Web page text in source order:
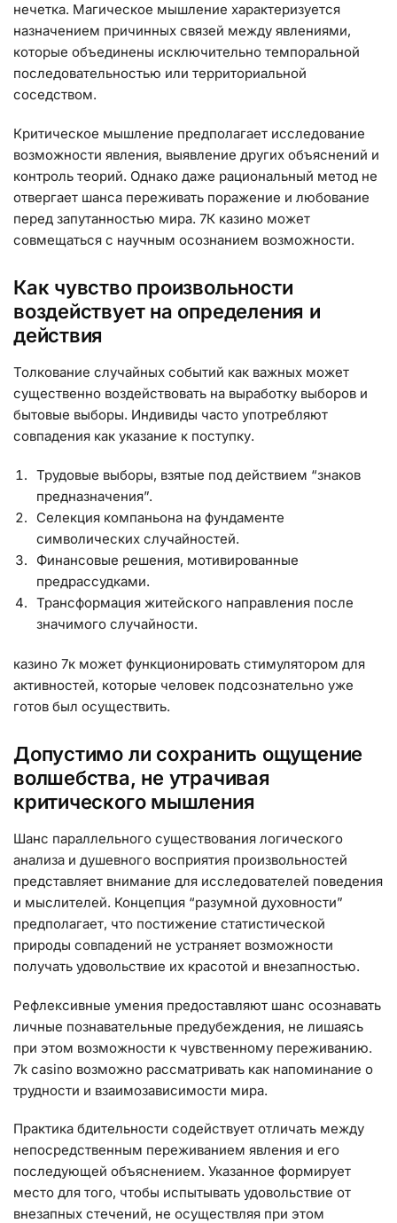
нечетка. Магическое мышление характеризуется
назначением причинных связей между явлениями,
которые объединены исключительно темпоральной
последовательностью или территориальной
соседством.
Критическое мышление предполагает исследование
возможности явления, выявление других объяснений и
контроль теорий. Однако даже рациональный метод не
отвергает шанса переживать поражение и любование
перед запутанностью мира. 7К казино может
совмещаться с научным осознанием возможности.
Как чувство произвольности
воздействует на определения и
действия
Толкование случайных событий как важных может
существенно воздействовать на выработку выборов и
бытовые выборы. Индивиды часто употребляют
совпадения как указание к поступку.
Трудовые выборы, взятые под действием “знаков
предназначения”.
Селекция компаньона на фундаменте
символических случайностей.
Финансовые решения, мотивированные
предрассудками.
Трансформация житейского направления после
значимого случайности.
казино 7к может функционировать стимулятором для
активностей, которые человек подсознательно уже
готов был осуществить.
Допустимо ли сохранить ощущение
волшебства, не утрачивая
критического мышления
Шанс параллельного существования логического
анализа и душевного восприятия произвольностей
представляет внимание для исследователей поведения
и мыслителей. Концепция “разумной духовности”
предполагает, что постижение статистической
природы совпадений не устраняет возможности
получать удовольствие их красотой и внезапностью.
Рефлексивные умения предоставляют шанс осознавать
личные познавательные предубеждения, не лишаясь
при этом возможности к чувственному переживанию.
7k casino возможно рассматривать как напоминание о
трудности и взаимозависимости мира.
Практика бдительности содействует отличать между
непосредственным переживанием явления и его
последующей объяснением. Указанное формирует
место для того, чтобы испытывать удовольствие от
внезапных стечений, не осуществляя при этом